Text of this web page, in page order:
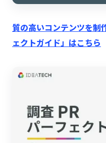
質の高いコンテンツを制
ェクトガイド」はこちら